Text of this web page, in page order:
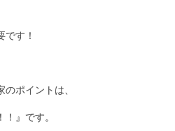
す！
ポイントは、
』です。